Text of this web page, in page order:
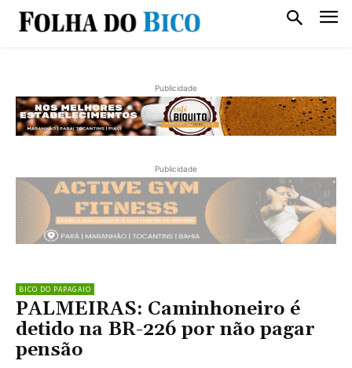
Publicidade
Publicidade
BICO DO PAPAGAIO
PALMEIRAS: Caminhoneiro é
detido na BR-226 por não pagar
pensão